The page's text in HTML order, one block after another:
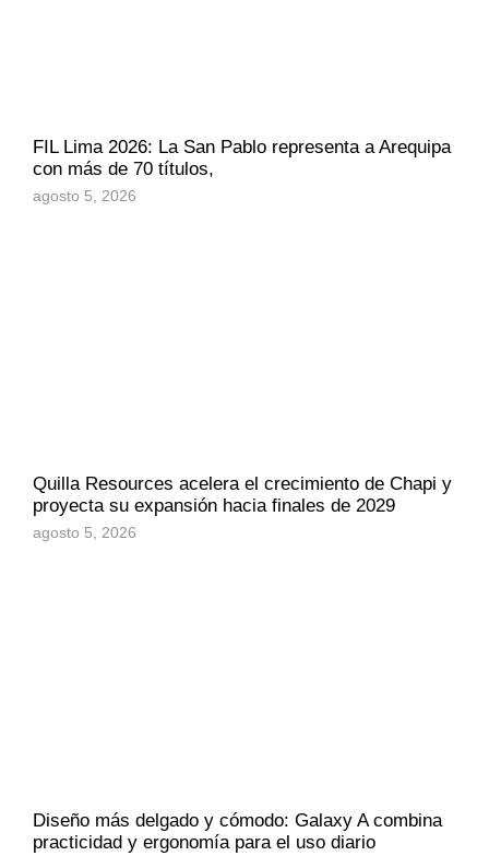
FIL Lima 2026: La San Pablo representa a Arequipa
con más de 70 títulos,
agosto 5, 2026
Quilla Resources acelera el crecimiento de Chapi y
proyecta su expansión hacia finales de 2029
agosto 5, 2026
Diseño más delgado y cómodo: Galaxy A combina
practicidad y ergonomía para el uso diario